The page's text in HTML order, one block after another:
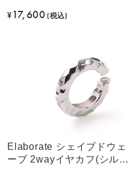
¥ 17,600(税込)
Elaborate シェイブドウェ
ーブ 2wayイヤカフ(シルバ